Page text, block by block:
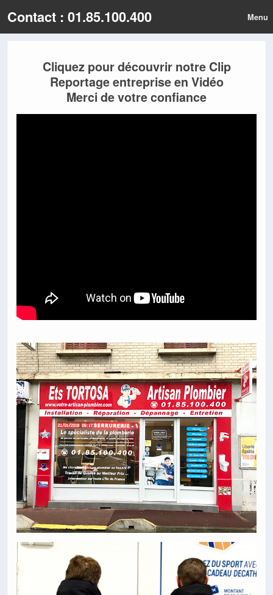
Contact : 01.85.100.400 Menu
Cliquez pour découvrir notre Clip
Reportage entreprise en Vidéo
Merci de votre confiance